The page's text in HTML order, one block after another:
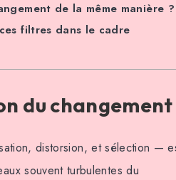
de la même manière ?
filtres dans le cadre
du changement
distorsion, et sélection —
souvent turbulentes du